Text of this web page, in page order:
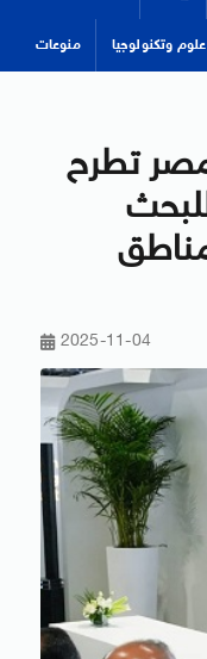
علوم وتكنولوجيا منوعات
2025.. مصر تطرح
فى 4 مناطق
2025-11-04